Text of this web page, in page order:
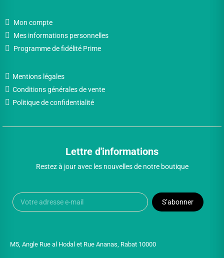
Mon compte
Mes informations personnelles
Programme de fidélité Prime
Mentions légales
Conditions générales de vente
Politique de confidentialité
Lettre d'informations
Restez à jour avec les nouvelles de notre boutique
S’abonner
M5, Angle Rue al Hodal et Rue Ananas, Rabat 10000